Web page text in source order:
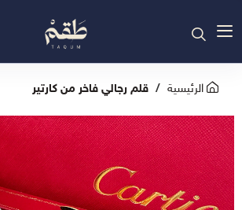
الرئيسية قلم رجالي فاخر من كارتير